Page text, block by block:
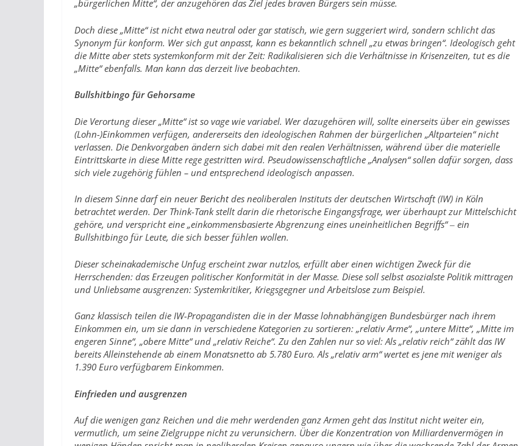
„bürgerlichen Mitte“, der anzugehören das Ziel jedes braven Bürgers sein müsse.
Doch diese „Mitte“ ist nicht etwa neutral oder gar statisch, wie gern suggeriert wird, sondern schlicht das
Synonym für konform. Wer sich gut anpasst, kann es bekanntlich schnell „zu etwas bringen“. Ideologisch geht
die Mitte aber stets systemkonform mit der Zeit: Radikalisieren sich die Verhältnisse in Krisenzeiten, tut es die
„Mitte“ ebenfalls. Man kann das derzeit live beobachten.
Bullshitbingo für Gehorsame
Die Verortung dieser „Mitte“ ist so vage wie variabel. Wer dazugehören will, sollte einerseits über ein gewisses
(Lohn-)Einkommen verfügen, andererseits den ideologischen Rahmen der bürgerlichen „Altparteien“ nicht
verlassen. Die Denkvorgaben ändern sich dabei mit den realen Verhältnissen, während über die materielle
Eintrittskarte in diese Mitte rege gestritten wird. Pseudowissenschaftliche „Analysen“ sollen dafür sorgen, dass
sich viele zugehörig fühlen – und entsprechend ideologisch anpassen.
In diesem Sinne darf ein neuerBerichtdes neoliberalen Instituts der deutschen Wirtschaft (IW) in Köln
betrachtet werden. Der Think-Tank stellt darin die rhetorische Eingangsfrage, wer überhaupt zur Mittelschicht
gehöre, und verspricht eine „einkommensbasierte Abgrenzung eines uneinheitlichen Begriffs“ ‒ ein
Bullshitbingo für Leute, die sich besser fühlen wollen.
Dieser scheinakademische Unfug erscheint zwar nutzlos, erfüllt aber einen wichtigen Zweck für die
Herrschenden: das Erzeugen politischer Konformität in der Masse. Diese soll selbst asozialste Politik mittragen
und Unliebsame ausgrenzen: Systemkritiker, Kriegsgegner und Arbeitslose zum Beispiel.
Ganz klassisch teilen die IW-Propagandisten die in der Masse lohnabhängigen Bundesbürger nach ihrem
Einkommen ein, um sie dann in verschiedene Kategorien zu sortieren: „relativ Arme“, „untere Mitte“, „Mitte im
engeren Sinne“, „obere Mitte“ und „relativ Reiche“. Zu den Zahlen nur so viel: Als „relativ reich“ zählt das IW
bereits Alleinstehende ab einem Monatsnetto ab 5.780 Euro. Als „relativ arm“ wertet es jene mit weniger als
1.390 Euro verfügbarem Einkommen.
Einfrieden und ausgrenzen
Auf die wenigen ganz Reichen und die mehr werdenden ganz Armen geht das Institut nicht weiter ein,
vermutlich, um seine Zielgruppe nicht zu verunsichern. Über die Konzentration von Milliardenvermögen in